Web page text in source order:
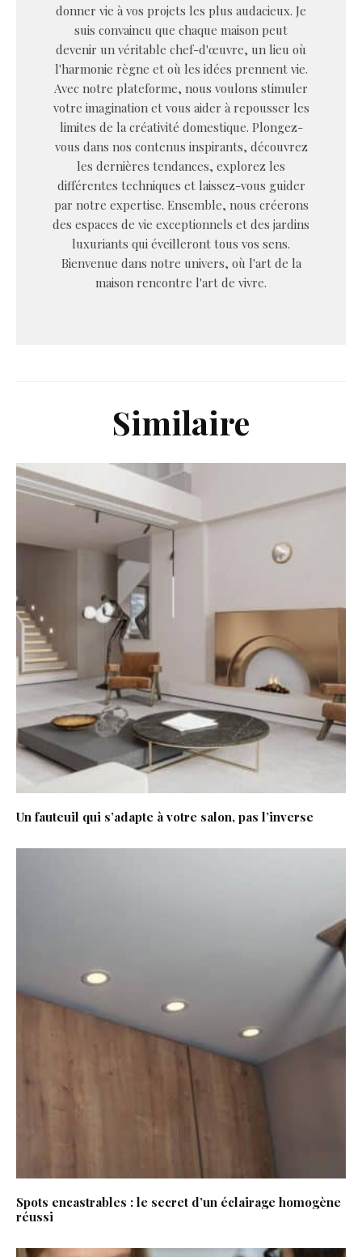
donner vie à vos projets les plus audacieux. Je
suis convaincu que chaque maison peut
devenir un véritable chef-d'œuvre, un lieu où
l'harmonie règne et où les idées prennent vie.
Avec notre plateforme, nous voulons stimuler
votre imagination et vous aider à repousser les
limites de la créativité domestique. Plongez-
vous dans nos contenus inspirants, découvrez
les dernières tendances, explorez les
différentes techniques et laissez-vous guider
par notre expertise. Ensemble, nous créerons
des espaces de vie exceptionnels et des jardins
luxuriants qui éveilleront tous vos sens.
Bienvenue dans notre univers, où l'art de la
maison rencontre l'art de vivre.
Similaire
Un fauteuil qui s’adapte à votre salon, pas l’inverse
Spots encastrables : le secret d’un éclairage homogène
réussi